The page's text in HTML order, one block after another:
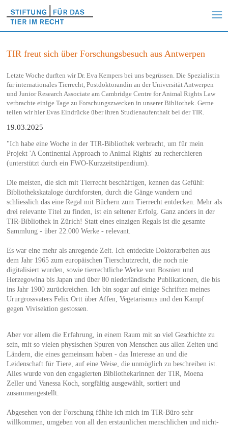
TIR freut sich über Forschungsbesuch aus Antwerpen
Letzte Woche durften wir Dr. Eva Kempers bei uns begrüssen. Die Spezialistin
für internationales Tierrecht, Postdoktorandin an der Universität Antwerpen
und Junior Research Associate am Cambridge Centre for Animal Rights Law
verbrachte einige Tage zu Forschungszwecken in unserer Bibliothek. Gerne
teilen wir hier Evas Eindrücke über ihren Studienaufenthalt bei der TIR.
19.03.2025
"Ich habe eine Woche in der TIR-Bibliothek verbracht, um für mein
Projekt 'A Continental Approach to Animal Rights' zu recherchieren
(unterstützt durch ein FWO-Kurzzeitstipendium).
Die meisten, die sich mit Tierrecht beschäftigen, kennen das Gefühl:
Bibliothekskataloge durchforsten, durch die Gänge wandern und
schliesslich das eine Regal mit Büchern zum Tierrecht entdecken. Mehr als
drei relevante Titel zu finden, ist ein seltener Erfolg. Ganz anders in der
TIR-Bibliothek in Zürich! Statt eines einzigen Regals ist die gesamte
Sammlung - über 22.000 Werke - relevant.
Es war eine mehr als anregende Zeit. Ich entdeckte Doktorarbeiten aus
dem Jahr 1965 zum europäischen Tierschutzrecht, die noch nie
digitalisiert wurden, sowie tierrechtliche Werke von Bosnien und
Herzegowina bis Japan und über 80 niederländische Publikationen, die bis
ins Jahr 1900 zurückreichen. Ich bin sogar auf einige Schriften meines
Ururgrossvaters Felix Ortt über Affen, Vegetarismus und den Kampf
gegen Vivisektion gestossen.
Aber vor allem die Erfahrung, in einem Raum mit so viel Geschichte zu
sein, mit so vielen physischen Spuren von Menschen aus allen Zeiten und
Ländern, die eines gemeinsam haben - das Interesse an und die
Leidenschaft für Tiere, auf eine Weise, die unmöglich zu beschreiben ist.
Alles wurde von den engagierten Bibliothekarinnen der TIR, Moena
Zeller und Vanessa Koch, sorgfältig ausgewählt, sortiert und
zusammengestellt.
Abgesehen von der Forschung fühlte ich mich im TIR-Büro sehr
willkommen, umgeben von all den erstaunlichen menschlichen und nicht-